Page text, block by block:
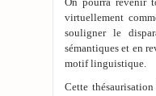
On pourra revenir
virtuellement
souligner le
sémantiques et en
motif linguistique.
Cette